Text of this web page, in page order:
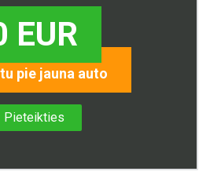
EUR
pie jauna auto
Pieteikties